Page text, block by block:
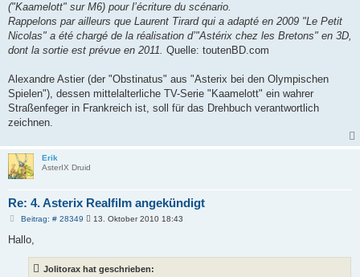
("Kaamelott" sur M6) pour l’écriture du scénario.
Rappelons par ailleurs que Laurent Tirard qui a adapté en 2009 "Le Petit
Nicolas" a été chargé de la réalisation d’"Astérix chez les Bretons" en 3D,
dont la sortie est prévue en 2011. Quelle: toutenBD.com
Alexandre Astier (der "Obstinatus" aus "Asterix bei den Olympischen
Spielen"), dessen mittelalterliche TV-Serie "Kaamelott" ein wahrer
Straßenfeger in Frankreich ist, soll für das Drehbuch verantwortlich
zeichnen.
Erik
AsterIX Druid
Re: 4. Asterix Realfilm angekündigt
Beitrag: # 28349B
r
a
13. Oktober 2010 18:43
Hallo,
Jolitorax hat geschrieben: